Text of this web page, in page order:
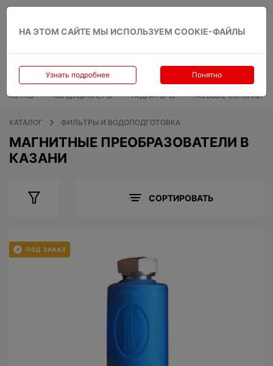
НА ЭТОМ САЙТЕ МЫ ИСПОЛЬЗУЕМ COOKIE-ФАЙЛЫ
Узнать подробнее Понятно
КОТЛЫ КОНДИЦИОНЕРЫ РАДИАТОРЫ ГАЗОВЫЕ КОЛОНКИ
КАТАЛОГ ФИЛЬТРЫ И ВОДОПОДГОТОВКА
МАГНИТНЫЕ ПРЕОБРАЗОВАТЕЛИ В
КАЗАНИ
СОРТИРОВАТЬ